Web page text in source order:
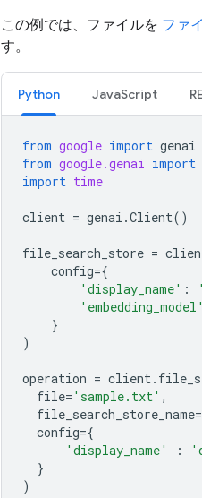
この例では、ファイルを ファ
す。
Python JavaScript
from google import genai
from google.genai import
import time
client = genai .Client()
file_search_store =
config={
'display_name' :
'embedding_model'
}
)
operation = client.
file= 'sample.txt' ,
file_search_store_name=
config={
'display_name'
:
}
)